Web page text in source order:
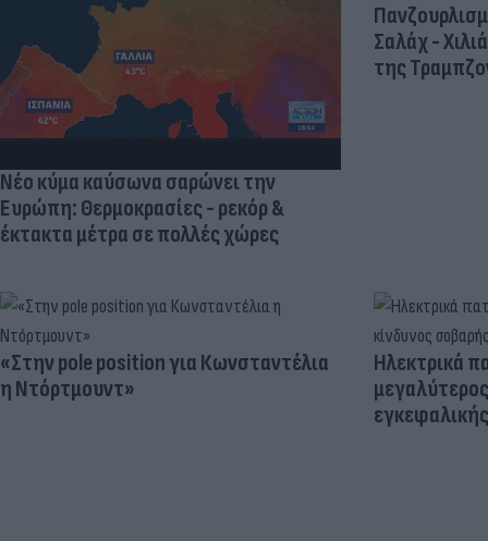
Νέο κύμα καύσωνα σαρώνει την
Ευρώπη: Θερμοκρασίες - ρεκόρ &
έκτακτα μέτρα σε πολλές χώρες
Σαλάχ -
της
«Στην pole position για Κωνσταντέλια
η Ντόρτμουντ»
Ηλεκτρικά